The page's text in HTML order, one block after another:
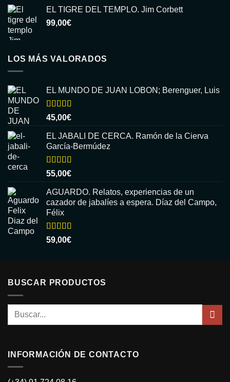
EL TIGRE DEL TEMPLO. Jim Corbett
99,00€
LOS MÁS VALORADOS
EL MUNDO DE JUAN LOBON; Berenguer, Luis
Valorado
5
45,00€
EL JABALI DE CERCA. Ramón de la Cierva
García-Bermúdez
Valorado
5
55,00€
AGUARDO. Relatos, experiencias de un
cazador de jabalíes a espera. Díaz del Campo,
Félix
Valorado
59,00€
BUSCAR PRODUCTOS
Buscar
INFORMACIÓN DE CONTACTO